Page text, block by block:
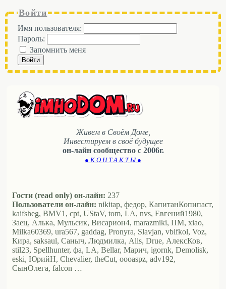
Войти
Имя пользователя:
Пароль:
Запомнить меня
Войти
Живем в Своём Доме,
Инвестируем в своё будущее
он-лайн сообщество с 2006г.
● К О Н Т А К Т Ы ●
Гости (read only) он-лайн: 237
Пользователи он-лайн: nikitap, федор, КапитанКопипаст,
kaifsheg, BMV1, cpt, UStaV, tom, LA, nvs, Евгений1980,
Заец, Алька, Мульсик, Висариoн4, marazmiki, ПМ, xiao,
Milka60369, ura567, gaddag, Pronyra, Slavjan, vbifkol, Voz,
Кира, saksaul, Саныч, Людмилка, Alis, Drue, АлексКов,
stil23, Spellhunter, фа, LA, Bellar, Марич, igornk, Demolisk,
eski, ЮрийН, Chevalier, theCut, oooaspz, adv192,
СынОлега, falcon …